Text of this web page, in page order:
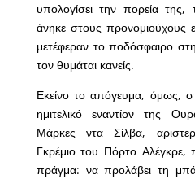
υπολογίσει την πορεία
άνηκε στους προνομιούχους
μετέφεραν το ποδόσφαιρο
τον θυμάται κανείς.
Εκείνο το απόγευμα, όμως,
ημιτελικό εναντίον της
Μάρκες ντα Σίλβα,
Γκρέμιο του Πόρτο Αλέγκρε,
πράγμα: να προλάβει τη